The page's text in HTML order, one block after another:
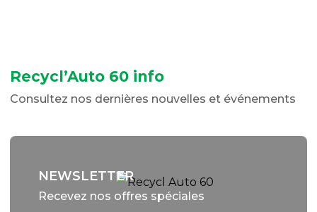
Recycl’Auto 60 info
Consultez nos dernières nouvelles et événements
NEWSLETTER
Recevez nos offres spéciales